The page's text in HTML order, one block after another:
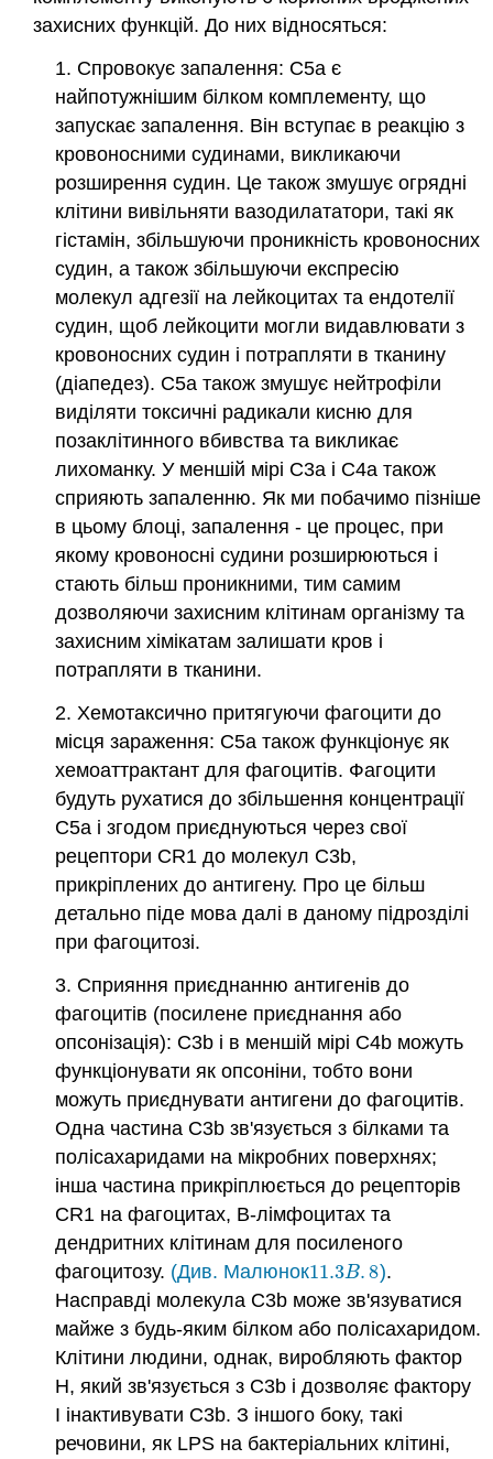
захисних функцій. До них відносяться:
1. Спровокує запалення: C5a є
найпотужнішим білком комплементу, що
запускає запалення. Він вступає в реакцію з
кровоносними судинами, викликаючи
розширення судин. Це також змушує огрядні
клітини вивільняти вазодилататори, такі як
гістамін, збільшуючи проникність кровоносних
судин, а також збільшуючи експресію
молекул адгезії на лейкоцитах та ендотелії
судин, щоб лейкоцити могли видавлювати з
кровоносних судин і потрапляти в тканину
(діапедез). C5a також змушує нейтрофіли
виділяти токсичні радикали кисню для
позаклітинного вбивства та викликає
лихоманку. У меншій мірі C3a і C4a також
сприяють запаленню. Як ми побачимо пізніше
в цьому блоці, запалення - це процес, при
якому кровоносні судини розширюються і
стають більш проникними, тим самим
дозволяючи захисним клітинам організму та
захисним хімікатам залишати кров і
потрапляти в тканини.
2. Хемотаксично притягуючи фагоцити до
місця зараження: C5a також функціонує як
хемоаттрактант для фагоцитів. Фагоцити
будуть рухатися до збільшення концентрації
C5a і згодом приєднуються через свої
рецептори CR1 до молекул C3b,
прикріплених до антигену. Про це більш
детально піде мова далі в даному підрозділі
при фагоцитозі.
3. Сприяння приєднанню антигенів до
фагоцитів (посилене приєднання або
опсонізація): C3b і в меншій мірі C4b можуть
функціонувати як опсоніни, тобто вони
можуть приєднувати антигени до фагоцитів.
Одна частина C3b зв'язується з білками та
полісахаридами на мікробних поверхнях;
інша частина прикріплюється до рецепторів
CR1 на фагоцитах, В-лімфоцитах та
дендритних клітинам для посиленого
фагоцитозу. (Див. Малюнок11.3B. 8
11.3B. 8).
Насправді молекула C3b може зв'язуватися
майже з будь-яким білком або полісахаридом.
Клітини людини, однак, виробляють фактор
H, який зв'язується з C3b і дозволяє фактору
I інактивувати C3b. З іншого боку, такі
речовини, як LPS на бактеріальних клітині,